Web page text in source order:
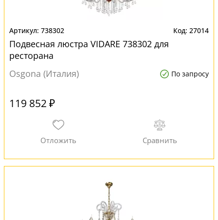
738302 27014
Подвесная люстра VIDARE 738302 для
ресторана
Osgona (Италия)
По запросу
119 852 ₽